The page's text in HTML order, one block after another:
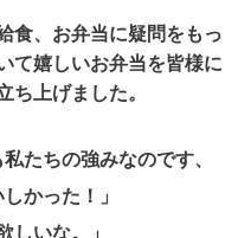
食、お弁当に疑問をもっ
て嬉しいお弁当を皆様に
ち上げました。
たちの強みなのです、
かった！」
しいな。」